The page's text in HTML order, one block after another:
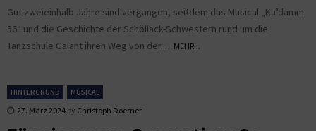
Gut zweieinhalb Jahre sind vergangen, seitdem das Musical „Ku’damm
56“ und die Geschichte der Schöllack-Schwestern rund um die
Tanzschule Galant ihren Weg von der...
MEHR...
HINTERGRUND MUSICAL
27. März 2024 by Christoph Doerner